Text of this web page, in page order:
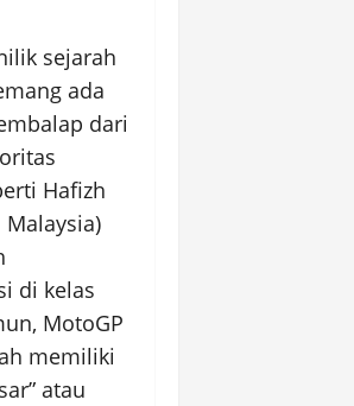
sejarah
ada
dari
Hafizh
di kelas
MotoGP
memiliki
atau